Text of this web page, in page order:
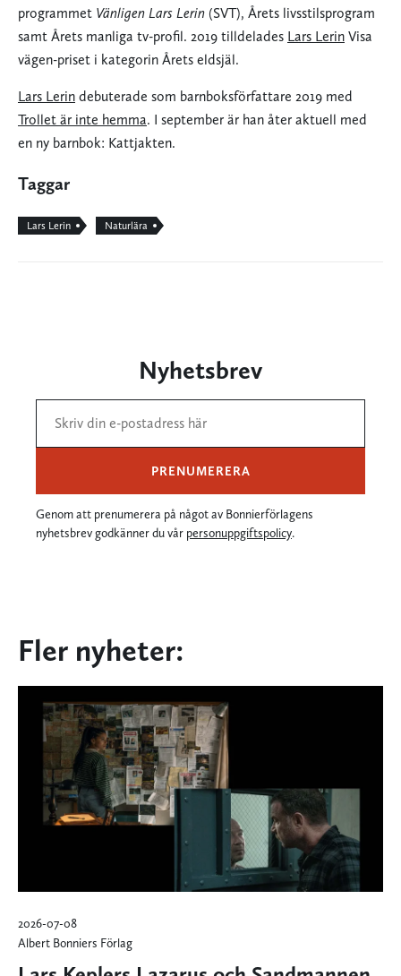
programmet Vänligen Lars Lerin (SVT), Årets livsstilsprogram
samt Årets manliga tv-profil. 2019 tilldelades Lars Lerin Visa
vägen-priset i kategorin Årets eldsjäl.
Lars Lerin debuterade som barnboksförfattare 2019 med
Trollet är inte hemma. I september är han åter aktuell med
en ny barnbok: Kattjakten.
Taggar
Lars Lerin Naturlära
Nyhetsbrev
PRENUMERERA
Genom att prenumerera på något av Bonnierförlagens
nyhetsbrev godkänner du vår personuppgiftspolicy.
Fler nyheter:
2026-07-08
Albert Bonniers Förlag